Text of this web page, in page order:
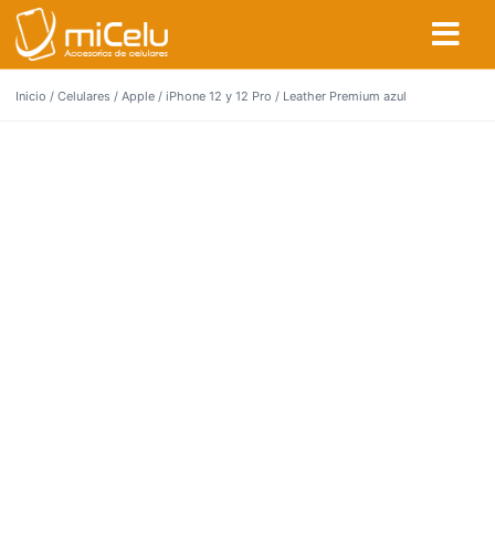
Inicio / Celulares / Apple / iPhone 12 y 12 Pro / Leather Premium azul